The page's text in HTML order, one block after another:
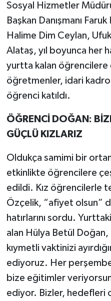
Sosyal Hizmetler
Başkan Danışmanı
Halime Dim Ceylan,
Alataş, yıl boyunca her
yurtta kalan öğrencilere
öğretmenler, idari
öğrenci katıldı.
ÖĞRENCİ DOĞAN:
GÜÇLÜ KIZLARIZ
Oldukça samimi bir
etkinlikte öğrencilere
edildi. Kız öğrencilerle
Özçelik, “afiyet olsun”
hatırlarını sordu.
alan Hülya Betül Doğan,
kıymetli vaktinizi
ediyoruz. Her
bize eğitimler
ediyor. Bizler, hedefleri